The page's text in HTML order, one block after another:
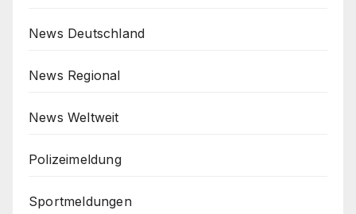
News Deutschland
News Regional
News Weltweit
Polizeimeldung
Sportmeldungen